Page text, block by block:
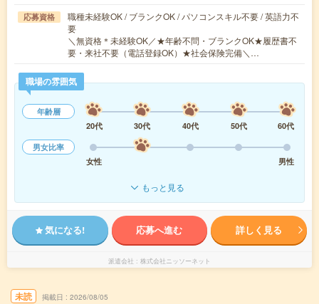
応募資格
職種未経験OK / ブランクOK / パソコンスキル不要 / 英語力不
要
＼無資格＊未経験OK／★年齢不問・ブランクOK★履歴書不
要・来社不要（電話登録OK）★社会保険完備＼…
職場の雰囲気
年齢層
20代
30代 40代 50代
60代
男女比率
女性
男性
もっと見る
気になる! 応募へ進む 詳しく見る
派遣会社 株式会社ニッソーネット
未読 掲載日 2026/08/05